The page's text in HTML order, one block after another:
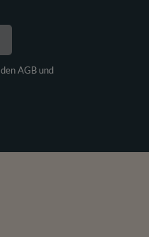
AGB und